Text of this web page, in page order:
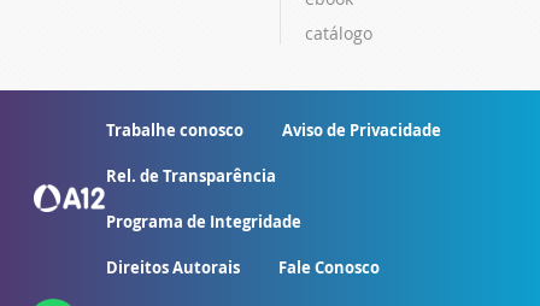
catálogo
Trabalhe conosco Aviso de Privacidade
Rel. de Transparência
Programa de Integridade
Direitos Autorais Fale Conosco